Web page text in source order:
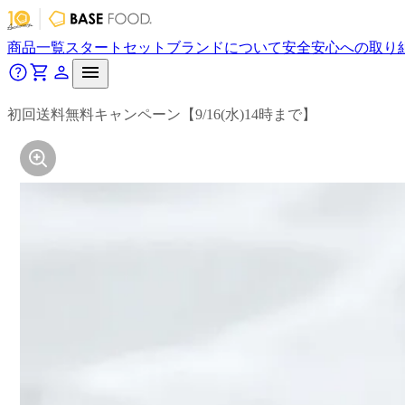
商品一覧スタートセット ブランドについて安全安心への取り
初回送料無料キャンペーン【9/16(水)14時まで】